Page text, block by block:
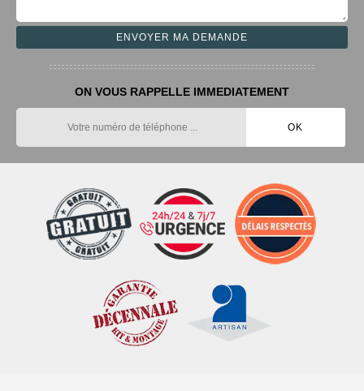
ON VOUS RAPPELLE IMMEDIATEMENT